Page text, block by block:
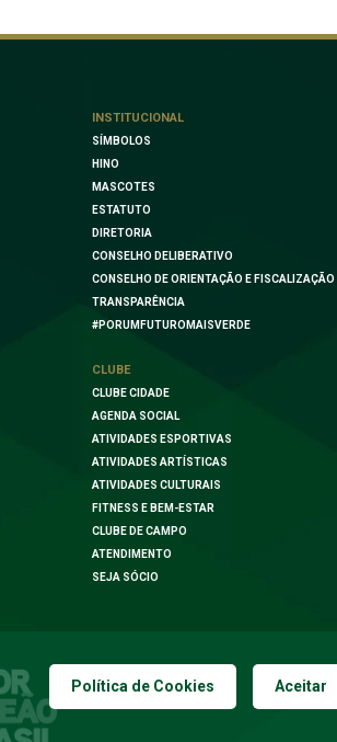
INSTITUCIONAL
SÍMBOLOS
HINO
MASCOTES
ESTATUTO
DIRETORIA
CONSELHO DELIBERATIVO
CONSELHO DE ORIENTAÇÃO E FISCALIZAÇÃO
TRANSPARÊNCIA
#PORUMFUTUROMAISVERDE
CLUBE
CLUBE CIDADE
AGENDA SOCIAL
ATIVIDADES ESPORTIVAS
ATIVIDADES ARTÍSTICAS
ATIVIDADES CULTURAIS
FITNESS E BEM-ESTAR
CLUBE DE CAMPO
ATENDIMENTO
SEJA SÓCIO
Política de Cookies Aceitar